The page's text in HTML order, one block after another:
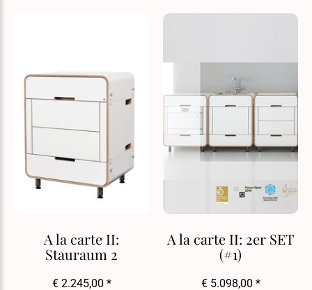
A la carte II:
Stauraum 2
€ 2.245,00 *
A la carte II: 2er SET
(#1)
€ 5.098,00 *